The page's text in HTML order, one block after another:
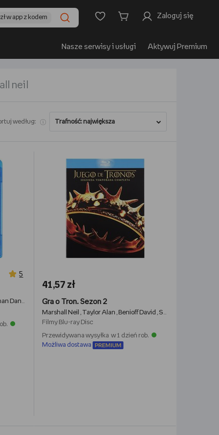
w app z kodem Zaloguj się
Nasze serwisy i usługi Aktywuj Premium
neil
według:
Weiss D.B. ,Graves Alex,Bender Jack,Podeswa Jeremy
5
Daniel Marshall Neil,Graves Alex,
41,57 zł
Gra o Tron. Sezon 2
Marshall Neil Taylor Alan Benioff David ,Sapochnik Miguel
Filmy Blu-ray Disc
Przewidywana wysyłka w 1 dzień rob.
Możliwa dostawa